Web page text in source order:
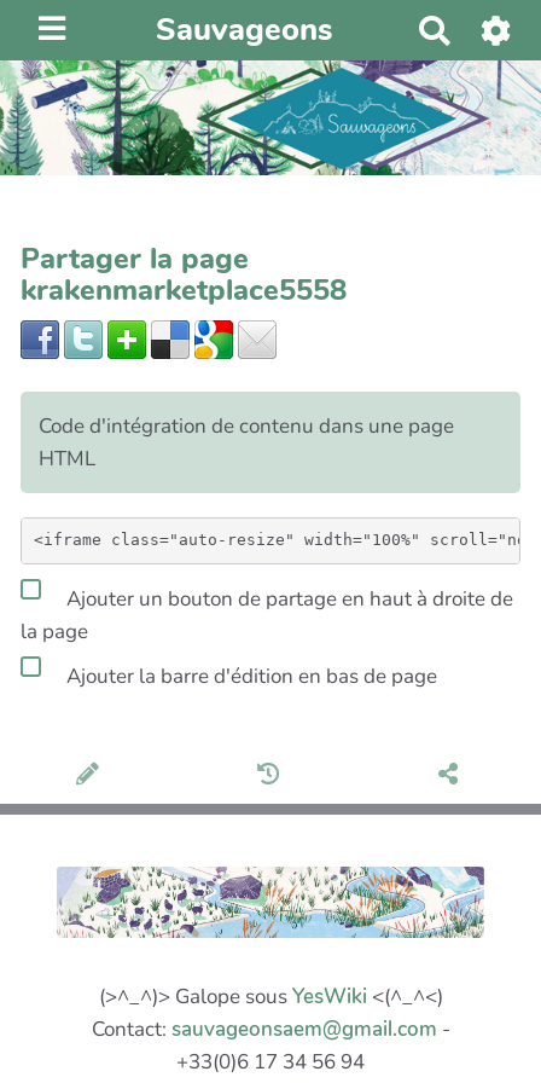
Sauvageons
e
c
h
e
r
Partager la page
krakenmarketplace5558
Code d'intégration de contenu dans une page
HTML
Ajouter un bouton de partage en haut à droite de
la page
Ajouter la barre d'édition en bas de page
(>^_^)> Galope sousYesWiki <(^_^<)
Contact: sauvageonsaem@gmail.com -
+33(0)6 17 34 56 94